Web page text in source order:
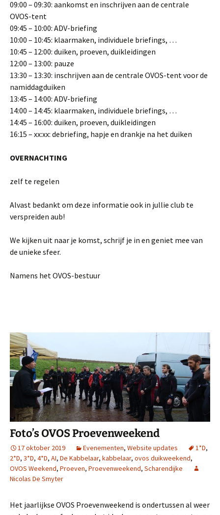
09:00 – 09:30: aankomst en inschrijven aan de centrale
OVOS-tent
09:45 – 10:00: ADV-briefing
10:00 – 10:45: klaarmaken, individuele briefings, …
10:45 – 12:00: duiken, proeven, duikleidingen
12:00 – 13:00: pauze
13:30 – 13:30: inschrijven aan de centrale OVOS-tent voor de
namiddagduiken
13:45 – 14:00: ADV-briefing
14:00 – 14:45: klaarmaken, individuele briefings, …
14:45 – 16:00: duiken, proeven, duikleidingen
16:15 – xx:xx: debriefing, hapje en drankje na het duiken
OVERNACHTING
zelf te regelen
Alvast bedankt om deze informatie ook in jullie club te
verspreiden aub!
We kijken uit naar je komst, schrijf je in en geniet mee van
de unieke sfeer.
Namens het OVOS-bestuur
Foto’s OVOS Proevenweekend
17 oktober 2019 Evenementen, Website updates 1*D,
2*D, 3*D, 4*D, AI, De Kabbelaar, kabbelaar, ovos duikweekend,
OVOS Weekend, Proeven, Proevenweekend, Scharendijke
Nicolas De Smyter
Het jaarlijkse OVOS Proevenweekend is ondertussen al weer